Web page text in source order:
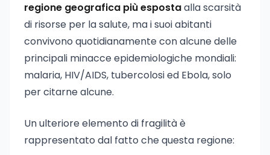
regione geografica più espostaalla scarsità
di risorse per la salute, ma i suoi abitanti
convivono quotidianamente con alcune delle
principali minacce epidemiologiche mondiali:
malaria, HIV/AIDS, tubercolosi ed Ebola, solo
per citarne alcune.
Un ulteriore elemento di fragilità è
rappresentato dal fatto che questa regione: